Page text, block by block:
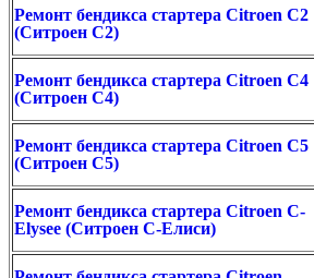
Ремонт бендикса стартера Citroen C2
(Ситроен С2)
Ремонт бендикса стартера Citroen C4
(Ситроен С4)
Ремонт бендикса стартера Citroen C5
(Ситроен С5)
Ремонт бендикса стартера Citroen C-
Elysee (Ситроен С-Елиси)